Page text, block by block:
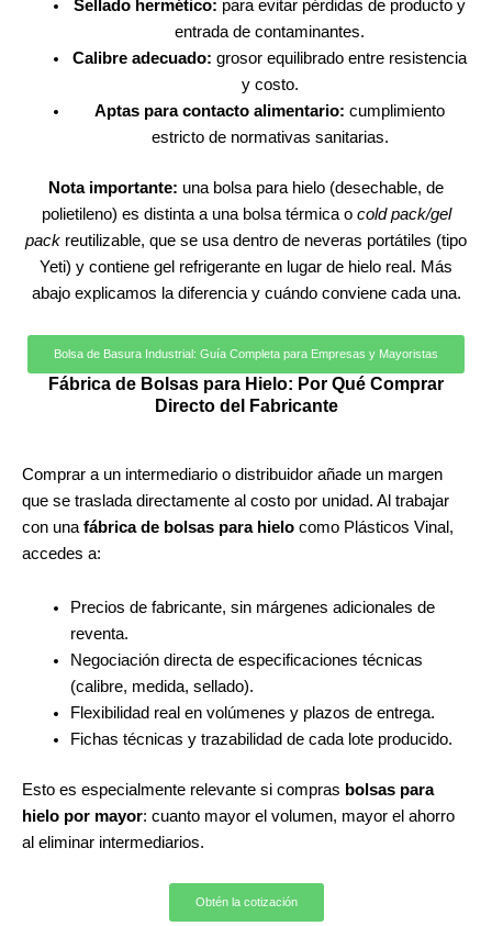
Sellado hermético: para evitar pérdidas de producto y
entrada de contaminantes.
Calibre adecuado: grosor equilibrado entre resistencia
y costo.
Aptas para contacto alimentario: cumplimiento
estricto de normativas sanitarias.
Nota importante: una bolsa para hielo (desechable, de
polietileno) es distinta a una bolsa térmica o cold pack/gel
pack reutilizable, que se usa dentro de neveras portátiles (tipo
Yeti) y contiene gel refrigerante en lugar de hielo real. Más
abajo explicamos la diferencia y cuándo conviene cada una.
Bolsa de Basura Industrial: Guía Completa para Empresas y Mayoristas
Fábrica de Bolsas para Hielo: Por Qué Comprar
Directo del Fabricante
Comprar a un intermediario o distribuidor añade un margen
que se traslada directamente al costo por unidad. Al trabajar
con una fábrica de bolsas para hielo como Plásticos Vinal,
accedes a:
Precios de fabricante, sin márgenes adicionales de
reventa.
Negociación directa de especificaciones técnicas
(calibre, medida, sellado).
Flexibilidad real en volúmenes y plazos de entrega.
Fichas técnicas y trazabilidad de cada lote producido.
Esto es especialmente relevante si compras bolsas para
hielo por mayor: cuanto mayor el volumen, mayor el ahorro
al eliminar intermediarios.
Obtén la cotización